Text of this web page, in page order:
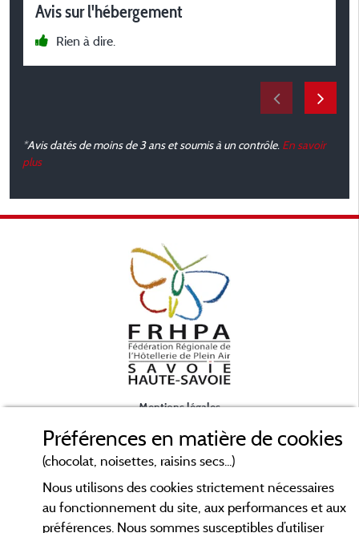
Avis sur l'hébergement
Rien à dire.
*Avis datés de moins de 3 ans et soumis à un contrôle. En savoir
plus
Mentions légales
Contact
Préférences en matière de cookies
(chocolat, noisettes, raisins secs...)
Nous utilisons des cookies strictement nécessaires
au fonctionnement du site, aux performances et aux
préférences. Nous sommes susceptibles d’utiliser